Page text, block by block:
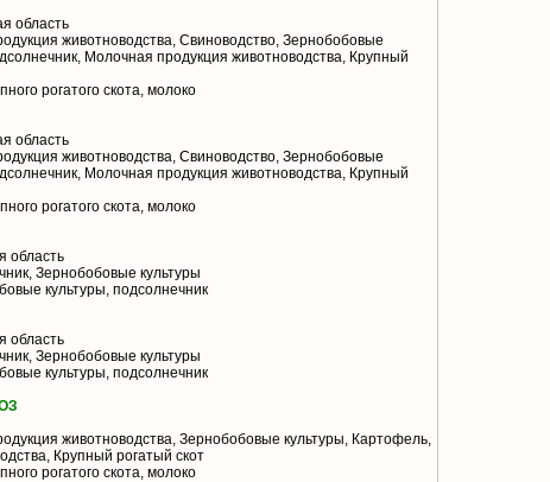
область
животноводства, Свиноводство, Зернобобовые
Молочная продукция животноводства, Крупный
рогатого скота, молоко
область
животноводства, Свиноводство, Зернобобовые
Молочная продукция животноводства, Крупный
рогатого скота, молоко
область
Зернобобовые культуры
культуры, подсолнечник
область
Зернобобовые культуры
культуры, подсолнечник
животноводства, Зернобобовые культуры, Картофель,
Крупный рогатый скот
рогатого скота, молоко